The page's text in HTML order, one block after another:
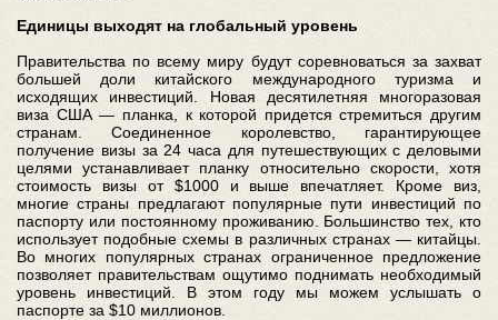
Единицы выходят на глобальный уровень
Правительства по всему миру будут соревноваться за захват
большей доли китайского международного туризма и
исходящих инвестиций. Новая десятилетняя многоразовая
виза США — планка, к которой придется стремиться другим
странам. Соединенное королевство, гарантирующее
получение визы за 24 часа для путешествующих с деловыми
целями устанавливает планку относительно скорости, хотя
стоимость визы от $1000 и выше впечатляет. Кроме виз,
многие страны предлагают популярные пути инвестиций по
паспорту или постоянному проживанию. Большинство тех, кто
использует подобные схемы в различных странах — китайцы.
Во многих популярных странах ограниченное предложение
позволяет правительствам ощутимо поднимать необходимый
уровень инвестиций. В этом году мы можем услышать о
паспорте за $10 миллионов.